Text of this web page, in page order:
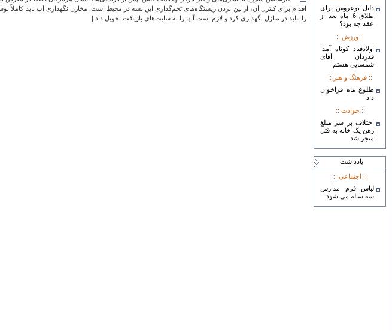
اقدام برای کنترل آن، از بین بردن زیستگاه‌های تخم‌گذاری این پشه در محیط است. مخازن نگهداری آب باید
را نباید در منازل نگهداری کرد و لازم است آنها را به سایت‌های بازیافت تحویل داد.|
دلیل نوعروس برای
طلاق 6 ماه بعد از
عقد چه بود؟
:: ورزش ::
اولادقباد کوتاه آمد:
قدردان آقای
شمسایی هستم
:: فرهنگ و هنر ::
طلوع ماه فراخوان
داد
:: حوادث ::
اختلاف بر سر مبلغ
رهن یک خانه به قتل
منجر شد
يادداشت
:: اجتماعی ::
لباس فرم مدارس
سه ساله می شود